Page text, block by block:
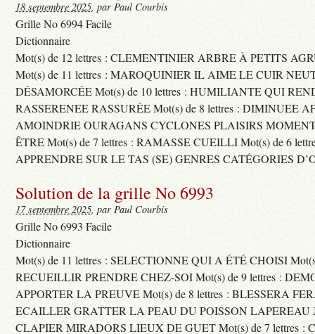
18 septembre 2025, par Paul Courbis
Grille No 6994 Facile
Dictionnaire
Mot(s) de 12 lettres : CLEMENTINIER ARBRE À PETITS
Mot(s) de 11 lettres : MAROQUINIER IL AIME LE CUIR
DÉSAMORCÉE Mot(s) de 10 lettres : HUMILIANTE QUI
RASSERENEE RASSURÉE Mot(s) de 8 lettres : DIMINUEE
AMOINDRIE OURAGANS CYCLONES PLAISIRS
ÊTRE Mot(s) de 7 lettres : RAMASSE CUEILLI Mot(s) de 6
APPRENDRE SUR LE TAS (SE) GENRES CATÉGORIES
Solution de la grille No 6993
17 septembre 2025, par Paul Courbis
Grille No 6993 Facile
Dictionnaire
Mot(s) de 11 lettres : SELECTIONNE QUI A ÉTÉ CHOISI
RECUEILLIR PRENDRE CHEZ-SOI Mot(s) de 9 lettres :
APPORTER LA PREUVE Mot(s) de 8 lettres : BLESSERA
ECAILLER GRATTER LA PEAU DU POISSON LAPEREAU
CLAPIER MIRADORS LIEUX DE GUET Mot(s) de 7 lettres :